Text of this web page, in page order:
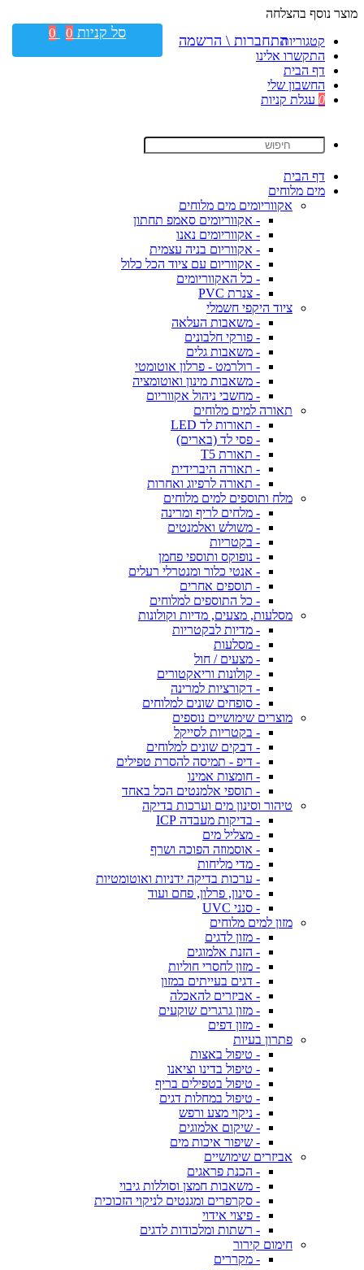
מוצר נוסף בהצלחה
קטגוריות
התקשרו אלינו
דף הבית
החשבון שלי
0 עגלת קניות
דף הבית
מים מלוחים
אקווריומים מים מלוחים
- אקווריומים סאמפ תחתון
- אקווריומים נאנו
- אקווריום בניה עצמית
- אקווריום עם ציוד הכל כלול
- כל האקווריומים
- צנרת PVC
ציוד היקפי חשמלי
- משאבות העלאה
- פורקי חלבונים
- משאבות גלים
- רולרמט - פרלון אוטומטי
- משאבות מינון ואוטומציה
- מחשבי ניהול אקווריום
תאורה למים מלוחים
- תאורות לד LED
- פסי לד (בארים)
- תאורת T5
- תאורה היברידית
- תאורה לרפיוג ואחרות
מלח ותוספים למים מלוחים
- מלחים לריף ומרינה
- משולש ואלמנטים
- בקטריות
- נופוקס ותוספי פחמן
- אנטי כלור ומנטרלי רעלים
- תוספים אחרים
- כל התוספים למלוחים
מסלעות, מצעים, מדיות וקולונות
- מדיות לבקטריות
- מסלעות
- מצעים / חול
- קולונות וריאקטורים
- דקורציות למרינה
- סופחים שונים למלוחים
מוצרים שימושיים נוספים
- בקטריות לסייקל
- דבקים שונים למלוחים
- דיפ - תמיסה להסרת טפילים
- חומצות אמינו
- תוספי אלמנטים הכל באחד
טיהור וסינון מים וערכות בדיקה
- בדיקות מעבדה ICP
- מצליל מים
- אוסמוזה הפוכה ושרף
- מדי מליחות
- ערכות בדיקה ידניות ואוטומטיות
- סינון, פרלון, פחם ועוד
- סנני UVC
מזון למים מלוחים
- מזון לדגים
- הזנת אלמוגים
- מזון לחסרי חוליות
- דגים בעייתים במזון
- אביזרים להאכלה
- מזון גרגרים שוקעים
- מזון דפים
פתרון בעיות
- טיפול באצות
- טיפול בדינו וציאנו
- טיפול בטפילים בריף
- טיפול במחלות דגים
- ניקוי מצע ורפש
- שיקום אלמוגים
- שיפור איכות מים
אביזרים שימושיים
- הכנת פראגים
- משאבות חמצן וסוללות גיבוי
- סקרפרים ומגנטים לניקוי הזכוכית
- פיצוי אידוי
- רשתות ומלכודות לדגים
חימום קירור
- מקררים
התחברות \ הרשמה סל קניות 0
0